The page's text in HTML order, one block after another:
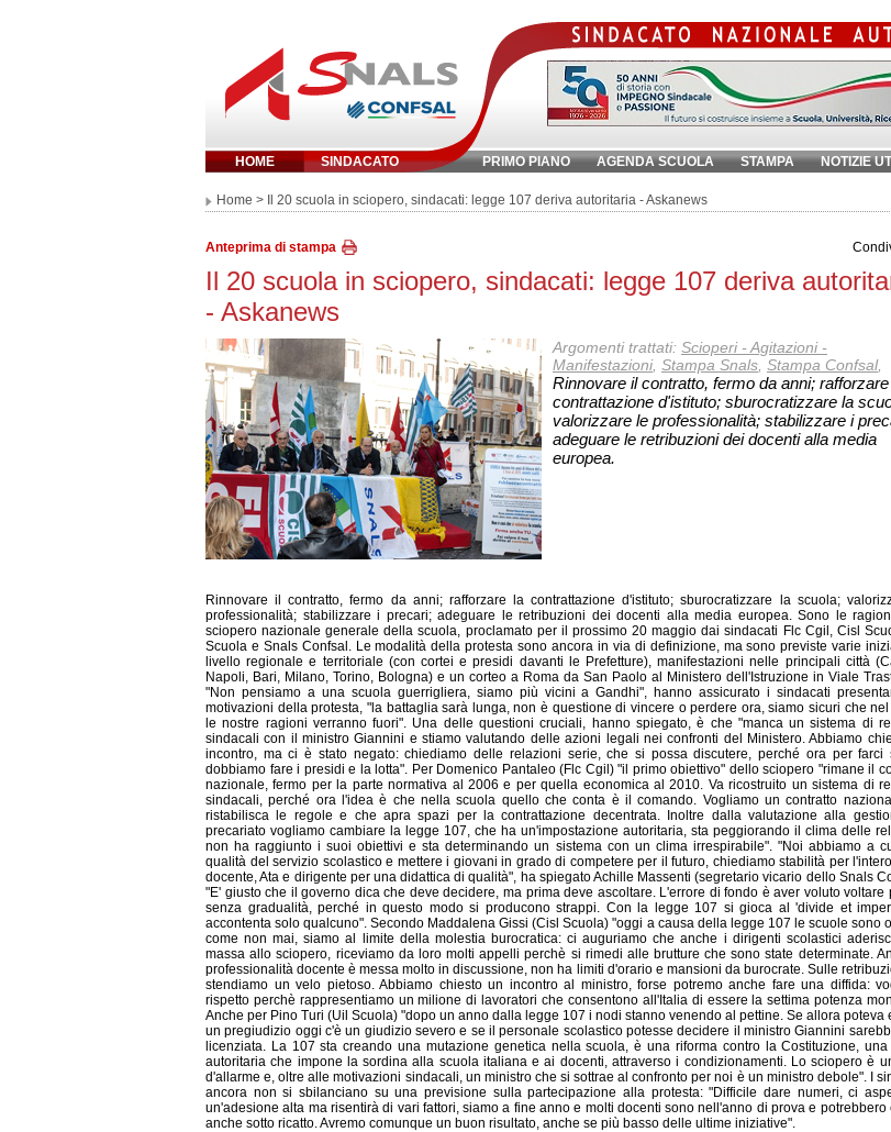
HOME SINDACATO PRIMO PIANO AGENDA SCUOLA STAMPA NOTIZIE
Inserisci parola chiave:
Home > Il 20 scuola in sciopero, sindacati: legge 107 deriva autoritaria - Askanews
Anteprima di stampa
Il 20 scuola in sciopero, sindacati: legge 107 deriva
- Askanews
Argomenti trattati: Scioperi - Agitazioni -
Manifestazioni, Stampa Snals Stampa Confsal,
Rinnovare il contratto, fermo da anni;
contrattazione d'istituto; sburocratizzare la
valorizzare le professionalità; stabilizzare i
adeguare le retribuzioni dei docenti alla media
europea.
Rinnovare il contratto, fermo da anni; rafforzare la contrattazione d'istituto; sburocratizzare la scuola;
professionalità; stabilizzare i precari; adeguare le retribuzioni dei docenti alla media europea. Sono le
sciopero nazionale generale della scuola, proclamato per il prossimo 20 maggio dai sindacati Flc Cgil, Cisl
Scuola e Snals Confsal. Le modalità della protesta sono ancora in via di definizione, ma sono previste varie
livello regionale e territoriale (con cortei e presidi davanti le Prefetture), manifestazioni nelle principali città
Napoli, Bari, Milano, Torino, Bologna) e un corteo a Roma da San Paolo al Ministero dell'Istruzione in Viale
"Non pensiamo a una scuola guerrigliera, siamo più vicini a Gandhi", hanno assicurato i sindacati
motivazioni della protesta, "la battaglia sarà lunga, non è questione di vincere o perdere ora, siamo sicuri che
le nostre ragioni verranno fuori". Una delle questioni cruciali, hanno spiegato, è che "manca un sistema di
sindacali con il ministro Giannini e stiamo valutando delle azioni legali nei confronti del Ministero. Abbiamo
incontro, ma ci è stato negato: chiediamo delle relazioni serie, che si possa discutere, perché ora per farci
dobbiamo fare i presidi e la lotta". Per Domenico Pantaleo (Flc Cgil) "il primo obiettivo" dello sciopero "rimane il
nazionale, fermo per la parte normativa al 2006 e per quella economica al 2010. Va ricostruito un sistema di
sindacali, perché ora l'idea è che nella scuola quello che conta è il comando. Vogliamo un contratto
ristabilisca le regole e che apra spazi per la contrattazione decentrata. Inoltre dalla valutazione alla
precariato vogliamo cambiare la legge 107, che ha un'impostazione autoritaria, sta peggiorando il clima delle
non ha raggiunto i suoi obiettivi e sta determinando un sistema con un clima irrespirabile". "Noi abbiamo a
qualità del servizio scolastico e mettere i giovani in grado di competere per il futuro, chiediamo stabilità per
docente, Ata e dirigente per una didattica di qualità", ha spiegato Achille Massenti (segretario vicario dello Snals
"E' giusto che il governo dica che deve decidere, ma prima deve ascoltare. L'errore di fondo è aver voluto voltare
senza gradualità, perché in questo modo si producono strappi. Con la legge 107 si gioca al 'divide et
accontenta solo qualcuno". Secondo Maddalena Gissi (Cisl Scuola) "oggi a causa della legge 107 le scuole sono
come non mai, siamo al limite della molestia burocratica: ci auguriamo che anche i dirigenti scolastici
massa allo sciopero, riceviamo da loro molti appelli perchè si rimedi alle brutture che sono state determinate.
professionalità docente è messa molto in discussione, non ha limiti d'orario e mansioni da burocrate. Sulle
stendiamo un velo pietoso. Abbiamo chiesto un incontro al ministro, forse potremo anche fare una diffida:
rispetto perchè rappresentiamo un milione di lavoratori che consentono all'Italia di essere la settima potenza
Anche per Pino Turi (Uil Scuola) "dopo un anno dalla legge 107 i nodi stanno venendo al pettine. Se allora poteva
un pregiudizio oggi c'è un giudizio severo e se il personale scolastico potesse decidere il ministro Giannini
licenziata. La 107 sta creando una mutazione genetica nella scuola, è una riforma contro la Costituzione,
autoritaria che impone la sordina alla scuola italiana e ai docenti, attraverso i condizionamenti. Lo sciopero è
d'allarme e, oltre alle motivazioni sindacali, un ministro che si sottrae al confronto per noi è un ministro debole". I
ancora non si sbilanciano su una previsione sulla partecipazione alla protesta: "Difficile dare numeri, ci
un'adesione alta ma risentirà di vari fattori, siamo a fine anno e molti docenti sono nell'anno di prova e potrebbero
anche sotto ricatto. Avremo comunque un buon risultato, anche se più basso delle ultime iniziative".